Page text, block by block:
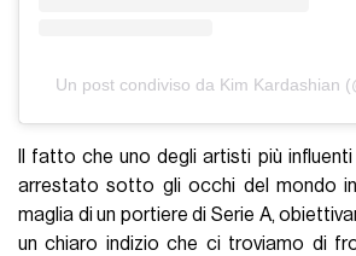
Un post condiviso da Kim Kardashian
Il fatto che uno degli artisti più
arrestato sotto gli occhi del mondo
maglia di un portiere di Serie A,
un chiaro indizio che ci troviamo di